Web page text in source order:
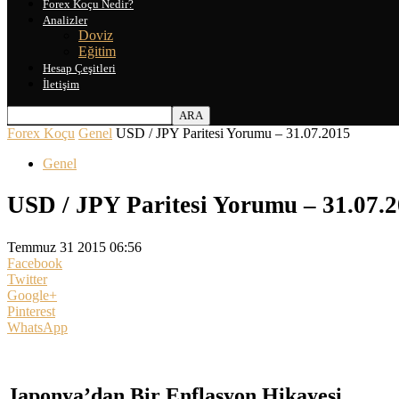
Forex Koçu Nedir?
Analizler
Doviz
Eğitim
Hesap Çeşitleri
İletişim
Forex Koçu Genel USD / JPY Paritesi Yorumu – 31.07.2015
Genel
USD / JPY Paritesi Yorumu –
Temmuz 31 2015 06:56
Facebook
Twitter
Google+
Pinterest
WhatsApp